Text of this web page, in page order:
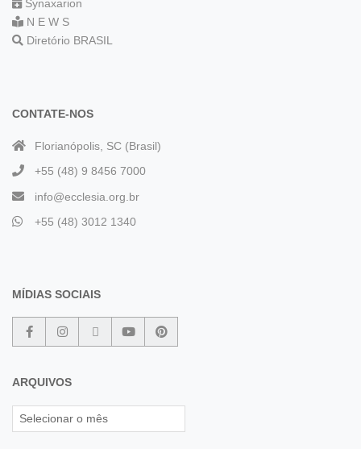
Synaxarion
N E W S
Diretório BRASIL
CONTATE-NOS
Florianópolis, SC (Brasil)
+55 (48) 9 8456 7000
info@ecclesia.org.br
+55 (48) 3012 1340
MÍDIAS SOCIAIS
ARQUIVOS